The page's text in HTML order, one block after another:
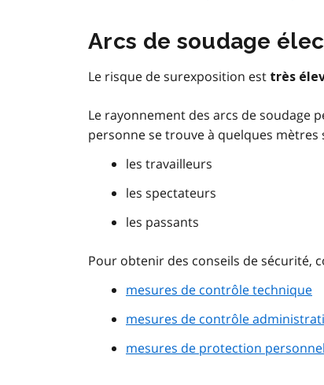
Arcs de soudage
Le risque de surexposition est très
Le rayonnement des arcs de soudage
personne se trouve à quelques mètres
les travailleurs
les spectateurs
les passants
Pour obtenir des conseils de sécurité,
mesures de contrôle technique
mesures de contrôle
mesures de protection